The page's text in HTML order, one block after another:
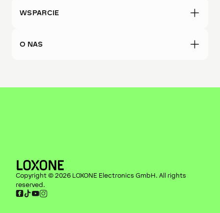
WSPARCIE
O NAS
Copyright © 2026 LOXONE Electronics GmbH. All rights
reserved.